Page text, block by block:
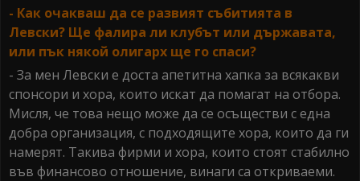
- Как очакваш да се развият събитията в
Левски? Ще фалира ли клубът или държавата,
или пък някой олигарх ще го спаси?
- За мен Левски е доста апетитна хапка за всякакви
спонсори и хора, които искат да помагат на отбора.
Мисля, че това нещо може да се осъществи с една
добра организация, с подходящите хора, които да ги
намерят. Такива фирми и хора, които стоят стабилно
във финансово отношение, винаги са откриваеми.